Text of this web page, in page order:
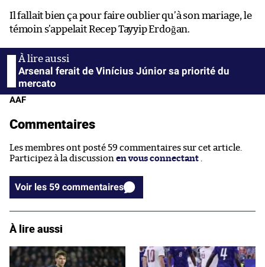
Il fallait bien ça pour faire oublier qu’à son mariage, le
témoin s’appelait Recep Tayyip Erdoğan.
Arsenal ferait de Vinícius Júnior sa priorité du
mercato
AAF
Commentaires
Les membres ont posté 59 commentaires sur cet article.
Participez à la discussion en vous connectant
Voir les 59 commentaires
À lire aussi